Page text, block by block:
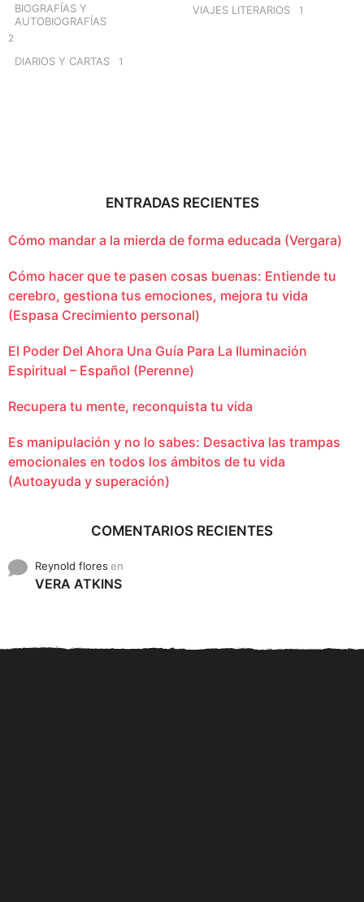
BIOGRAFÍAS Y
AUTOBIOGRAFÍAS
2
DIARIOS Y CARTAS 1
VIAJES LITERARIOS 1
ENTRADAS RECIENTES
Cómo mandar a la mierda de forma educada (Vergara)
Cómo hacer que te pasen cosas buenas: Entiende tu
cerebro, gestiona tus emociones, mejora tu vida
(Espasa Crecimiento personal)
El Poder Del Ahora Una Guía Para La Iluminación
Espiritual – Español (Perenne)
Recupera tu mente, reconquista tu vida
Es manipulación y no lo sabes: Desactiva las trampas
emocionales en todos los ámbitos de tu vida
(Autoayuda y superación)
COMENTARIOS RECIENTES
Reynold flores en
VERA ATKINS